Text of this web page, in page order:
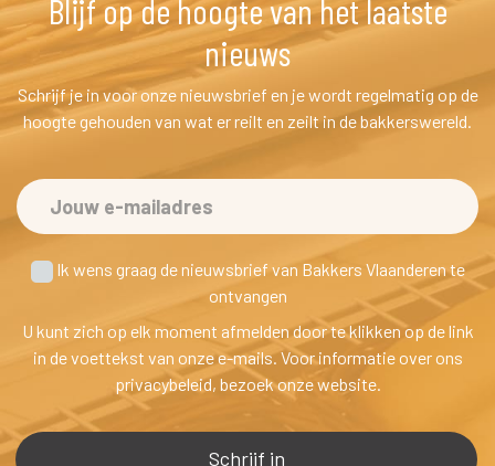
Blijf op de hoogte van het laatste
nieuw
Schrijf je in voor onze nieuwsbrief en je wordt regelmatig op de
hoogte gehouden van wat er reilt en zeilt in de bakkerswereld.
Ik wens graag de nieuwsbrief van Bakkers Vlaanderen te
ontvangen
U kunt zich op elk moment afmelden door te klikken op de link
in de voettekst van onze e-mails. Voor informatie over ons
privacybeleid, bezoek onze website.